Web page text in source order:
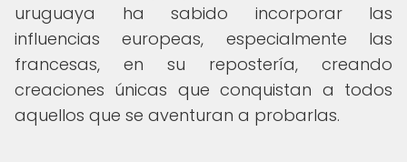
uruguaya ha sabido incorporar las
influencias europeas, especialmente las
francesas, en su repostería, creando
creaciones únicas que conquistan a todos
aquellos que se aventuran a probarlas.